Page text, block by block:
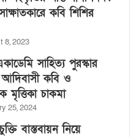
কবি শিশির
8, 2023
সাহিত্য পুরস্কার
আদিবাসী কবি ও
মৃত্তিকা চাকমা
25, 2024
বাস্তবায়ন নিয়ে